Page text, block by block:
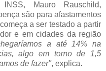
Mauro Rauschild,
são para afastamentos
a ser testado a partir
e em cidades da região
a até 14% na
algo em torno de 1,5
de fazer", explica.